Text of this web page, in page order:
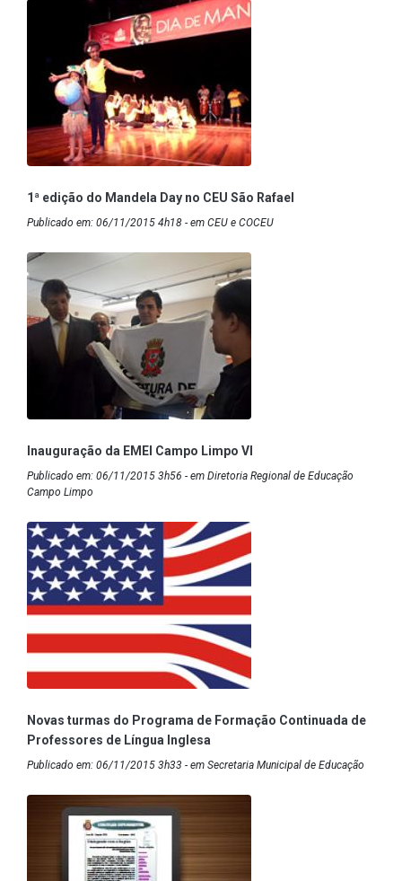
1ª edição do Mandela Day no CEU São Rafael
Publicado em: 06/11/2015 4h18 - em CEU e COCEU
Inauguração da EMEI Campo Limpo VI
Publicado em: 06/11/2015 3h56 - em Diretoria Regional de Educação
Campo Limpo
Novas turmas do Programa de Formação Continuada de
Professores de Língua Inglesa
Publicado em: 06/11/2015 3h33 - em Secretaria Municipal de Educação